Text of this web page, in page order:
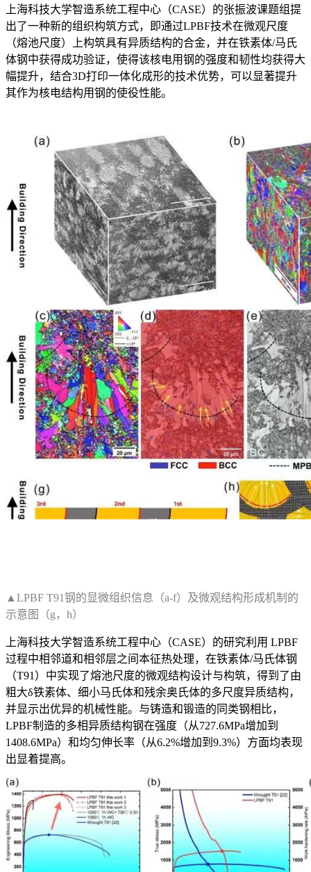
上海科技大学智造系统工程中心（CASE）的张振波课题组提
出了一种新的组织构筑方式，即通过LPBF技术在微观尺度
（熔池尺度）上构筑具有异质结构的合金，并在铁素体/马氏
体钢中获得成功验证，使得该核电用钢的强度和韧性均获得大
幅提升，结合3D打印一体化成形的技术优势，可以显著提升
其作为核电结构用钢的使役性能。
▲LPBF T91钢的显微组织信息（a-f）及微观结构形成机制的
示意图（g，h）
上海科技大学智造系统工程中心（CASE）的研究利用 LPBF
过程中相邻道和相邻层之间本征热处理，在铁素体/马氏体钢
（T91）中实现了熔池尺度的微观结构设计与构筑，得到了由
粗大δ铁素体、细小马氏体和残余奥氏体的多尺度异质结构，
并显示出优异的机械性能。与铸造和锻造的同类钢相比，
LPBF制造的多相异质结构钢在强度（从727.6MPa增加到
1408.6MPa）和均匀伸长率（从6.2%增加到9.3%）方面均表现
出显着提高。